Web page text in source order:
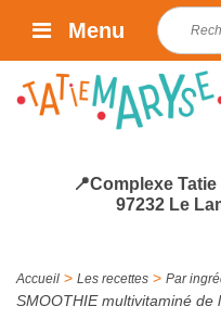
Menu
📍Complexe
97232 Le
Accueil > Les recettes > Par
SMOOTHIE multivitaminé de